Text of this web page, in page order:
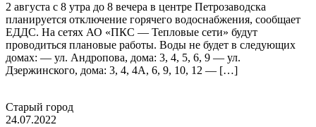
2 августа с 8 утра до 8 вечера в центре Петрозаводска
планируется отключение горячего водоснабжения, сообщает
ЕДДС. На сетях АО «ПКС — Тепловые сети» будут
проводиться плановые работы. Воды не будет в следующих
домах: — ул. Андропова, дома: 3, 4, 5, 6, 9 — ул.
Дзержинского, дома: 3, 4, 4А, 6, 9, 10, 12 — […]
Старый город
24.07.2022